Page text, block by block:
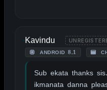
Kavindu
ANDROID 8.1
Sub ekata thanks
ikmanata danna